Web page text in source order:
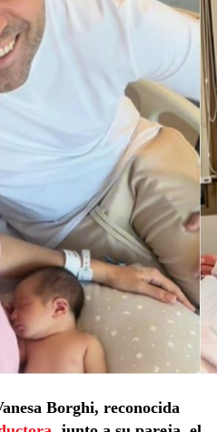
Borghi, reconocida